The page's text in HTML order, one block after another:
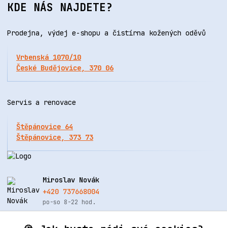
KDE NÁS NAJDETE?
Prodejna, výdej e-shopu a čistírna kožených oděvů
Vrbenská 1070/10
České Budějovice, 370 06
Servis a renovace
Štěpánovice 64
Štěpánovice, 373 73
Miroslav Novák
+420 737668004
po-so 8-22 hod.
info@renovacekuze.cz